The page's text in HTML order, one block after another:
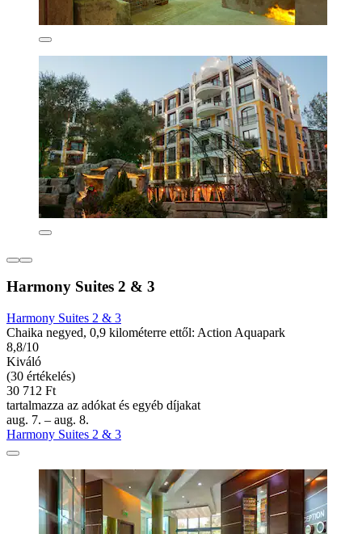
Harmony Suites 2 & 3
Harmony Suites 2 & 3
Chaika negyed, 0,9 kilométerre ettől: Action Aquapark
8,8/10
Kiváló
(30 értékelés)
30 712 Ft
tartalmazza az adókat és egyéb díjakat
aug. 7. – aug. 8.
Harmony Suites 2 & 3